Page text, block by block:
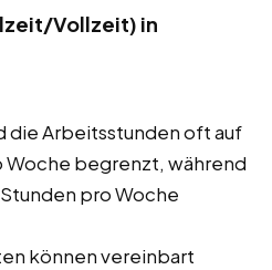
Vollzeit) in
die Arbeitsstunden oft auf
begrenzt, während
pro Woche
können vereinbart